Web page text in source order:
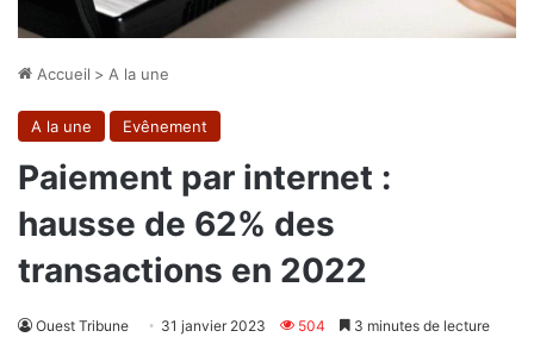
Accueil > A la une
A la une Evênement
Paiement par internet :
hausse de 62% des
transactions en 2022
Ouest Tribune 31 janvier 2023 504 3 minutes de lecture